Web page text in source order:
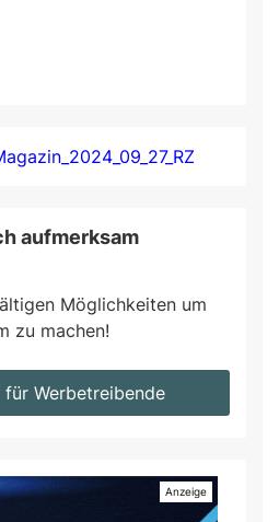
aufmerksam
Möglichkeiten um
zu machen!
für Werbetreibende